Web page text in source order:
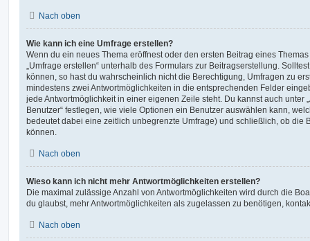
Nach oben
Wie kann ich eine Umfrage erstellen?
Wenn du ein neues Thema eröffnest oder den ersten Beitrag eines
„Umfrage erstellen“ unterhalb des Formulars zur Beitragserstellung.
können, so hast du wahrscheinlich nicht die Berechtigung, Umfragen zu
mindestens zwei Antwortmöglichkeiten in die entsprechenden Felder
jede Antwortmöglichkeit in einer eigenen Zeile steht. Du kannst auch unter
Benutzer“ festlegen, wie viele Optionen ein Benutzer auswählen kann,
bedeutet dabei eine zeitlich unbegrenzte Umfrage) und schließlich, ob die
können.
Nach oben
Wieso kann ich nicht mehr Antwortmöglichkeiten erstellen?
Die maximal zulässige Anzahl von Antwortmöglichkeiten wird durch die
du glaubst, mehr Antwortmöglichkeiten als zugelassen zu benötigen,
Nach oben